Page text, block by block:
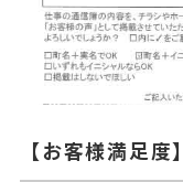
【お客様満足度】